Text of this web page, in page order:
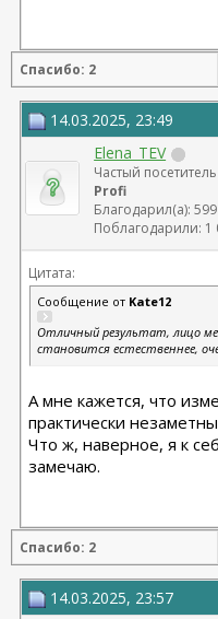
08.2015, allergan 240,
(молодости и красоты)
Спасибо: 2
14.03.2025, 23:49
Elena_TEV
Частый посетитель
Profi
Благодарил(а):
Поблагодарили: 1
Цитата:
Сообщение от Kate12
Отличный результат, лицо
становится естественнее,
А мне кажется, что
практически
Что ж, наверное, я к
замечаю.
Спасибо: 2
14.03.2025, 23:57